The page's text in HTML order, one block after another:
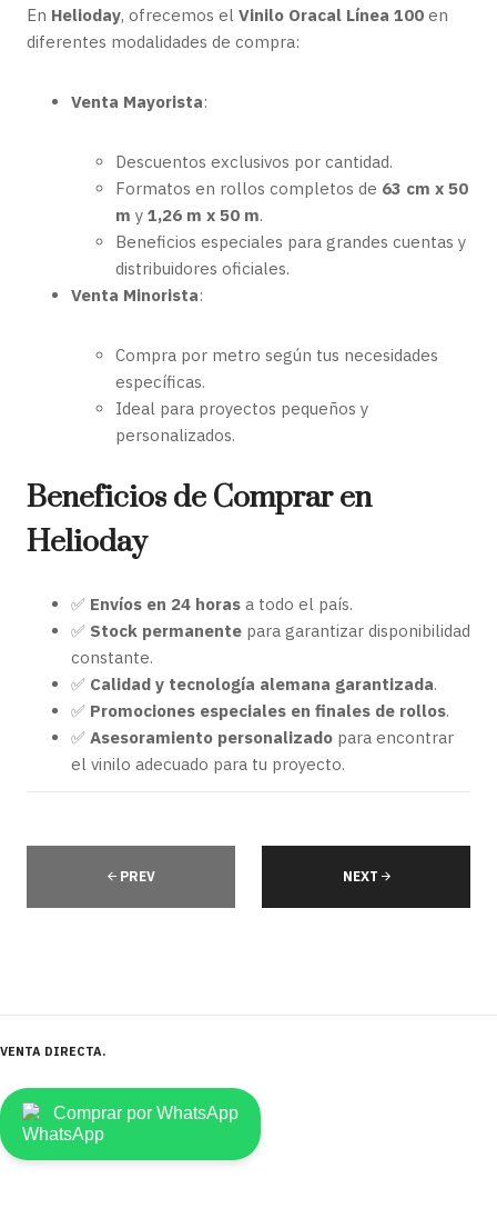
En Helioday, ofrecemos el Vinilo Oracal Línea 100 en
diferentes modalidades de compra:
Venta Mayorista:
Descuentos exclusivos por cantidad.
Formatos en rollos completos de 63 cm x 50
m y 1,26 m x 50 m.
Beneficios especiales para grandes cuentas y
distribuidores oficiales.
Venta Minorista:
Compra por metro según tus necesidades
específicas.
Ideal para proyectos pequeños y
personalizados.
Beneficios de Comprar en
Helioday
✅ Envíos en 24 horas a todo el país.
✅ Stock permanente para garantizar disponibilidad
constante.
✅ Calidad y tecnología alemana garantizada.
✅ Promociones especiales en finales de rollos.
✅ Asesoramiento personalizado para encontrar
el vinilo adecuado para tu proyecto.
PREV NEXT
VENTA DIRECTA
Comprar por WhatsApp